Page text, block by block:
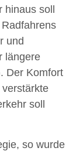
soll
und
längere
Der Komfort
soll
so wurde